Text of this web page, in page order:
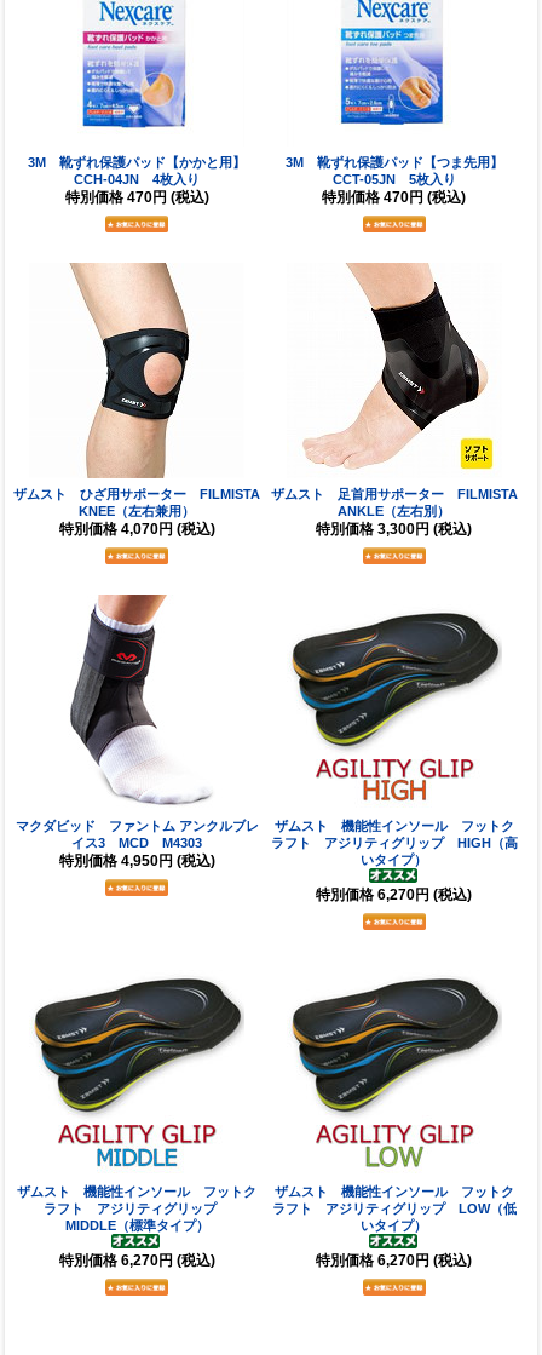
3M 靴ずれ保護パッド【かかと用】
CCH-04JN 4枚入り
特別価格 470円 (税込)
3M 靴ずれ保護パッド【つま先用】
CCT-05JN 5枚入り
特別価格 470円 (税込)
ザムスト ひざ用サポーター FILMISTA
KNEE（左右兼用）
特別価格 4,070円 (税込)
ザムスト 足首用サポーター FILMISTA
ANKLE（左右別）
特別価格 3,300円 (税込)
マクダビッド ファントム アンクルブレ
イス3 MCD M4303
特別価格 4,950円 (税込)
ザムスト 機能性インソール フットク
ラフト アジリティグリップ HIGH（高
いタイプ）
特別価格 6,270円 (税込)
ザムスト 機能性インソール フットク
ラフト アジリティグリップ
MIDDLE（標準タイプ）
特別価格 6,270円 (税込)
ザムスト 機能性インソール フットク
ラフト アジリティグリップ LOW（低
いタイプ）
特別価格 6,270円 (税込)